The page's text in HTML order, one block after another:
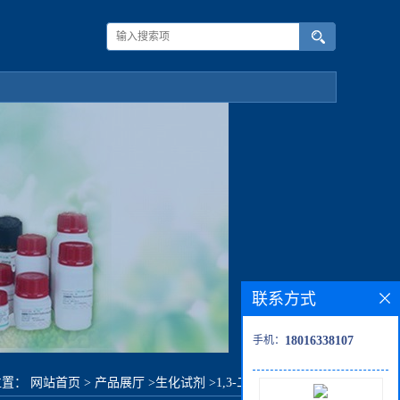
： 网站首页 > 产品展厅 >生化试剂 >1,3-二甲基-4-哌啶酮
联系方式
手机： 18016338107